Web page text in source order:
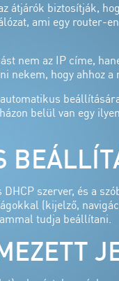
átjárók biztosítják,
ami egy router-
nem az IP címe,
nekem, hogy ahhoz
belül van egy
szerver, és a
(kijelző,
tudja beállítani.